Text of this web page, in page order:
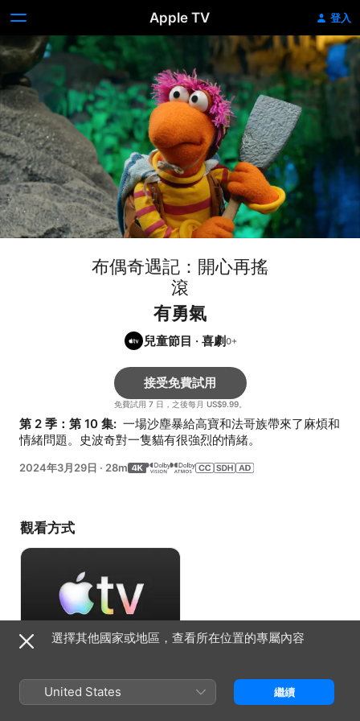
Apple TV 登入
布偶奇遇記：開心再搖
滾
有勇氣
兒童節目 · 喜劇
免費試用 7 日，之後每月 US$9.99。
接受免費試用
第 2 季：第 10 集: 一場沙塵暴給高寶和法哥族帶來了麻煩和
情緒問題。史波奇對一隻貓有很強烈的情緒。
2024年3月29日 · 28m
觀看方式
選擇其他國家或地區，查看所在位置的專屬內容
United States 繼續